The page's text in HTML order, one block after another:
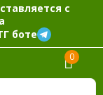
с
боте
0